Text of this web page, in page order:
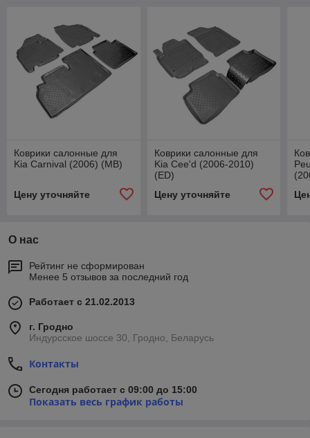
Коврики салонные для
Kia Carnival (2006) (MB)
Цену уточняйте
Коврики салонные для
Kia Cee'd (2006-2010)
(ED)
Цену уточняйте
О нас
Рейтинг не сформирован
Менее 5 отзывов за последний год
Работает с 21.02.2013
г. Гродно
Индурсское шоссе 30, Гродно, Беларусь
Контакты
Сегодня работает с 09:00 до 15:00
Показать весь график работы